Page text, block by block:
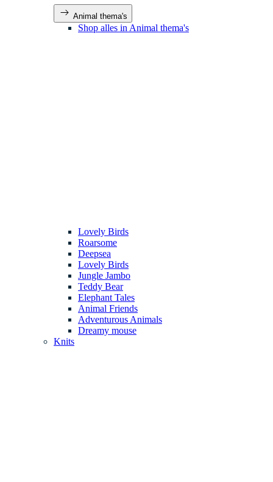
Animal thema's
Shop alles in Animal thema's
Lovely Birds
Roarsome
Deepsea
Lovely Birds
Jungle Jambo
Teddy Bear
Elephant Tales
Animal Friends
Adventurous Animals
Dreamy mouse
Knits